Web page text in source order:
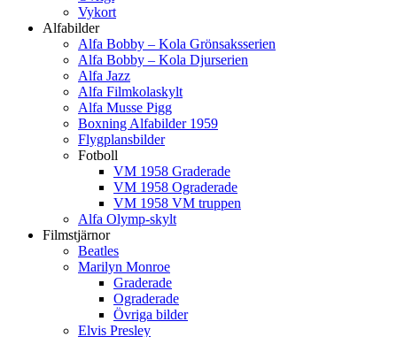
Vykort
Alfabilder
Alfa Bobby – Kola Grönsaksserien
Alfa Bobby – Kola Djurserien
Alfa Jazz
Alfa Filmkolaskylt
Alfa Musse Pigg
Boxning Alfabilder 1959
Flygplansbilder
Fotboll
VM 1958 Graderade
VM 1958 Ograderade
VM 1958 VM truppen
Alfa Olymp-skylt
Filmstjärnor
Beatles
Marilyn Monroe
Graderade
Ograderade
Övriga bilder
Elvis Presley